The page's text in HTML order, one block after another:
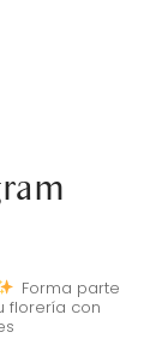
Forma parte
florería con